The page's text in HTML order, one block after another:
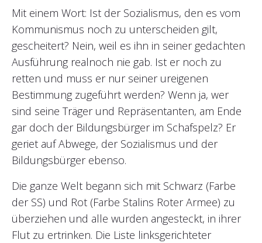
Mit einem Wort: Ist der Sozialismus, den es vom
Kommunismus noch zu unterscheiden gilt,
gescheitert? Nein, weil es ihn in seiner gedachten
Ausführung realnoch nie gab. Ist er noch zu
retten und muss er nur seiner ureigenen
Bestimmung zugeführt werden? Wenn ja, wer
sind seine Träger und Repräsentanten, am Ende
gar doch der Bildungsbürger im Schafspelz? Er
geriet auf Abwege, der Sozialismus und der
Bildungsbürger ebenso.
Die ganze Welt begann sich mit Schwarz (Farbe
der SS) und Rot (Farbe Stalins Roter Armee) zu
überziehen und alle wurden angesteckt, in ihrer
Flut zu ertrinken. Die Liste linksgerichteter